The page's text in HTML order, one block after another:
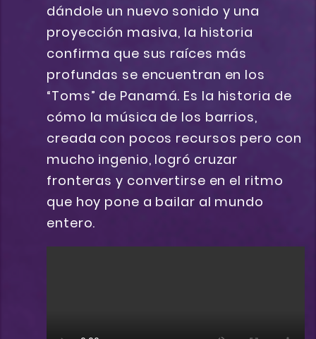
dándole un nuevo sonido y una
proyección masiva, la historia
confirma que sus raíces más
profundas se encuentran en los
“Toms” de Panamá. Es la historia de
cómo la música de los barrios,
creada con pocos recursos pero con
mucho ingenio, logró cruzar
fronteras y convertirse en el ritmo
que hoy pone a bailar al mundo
entero.